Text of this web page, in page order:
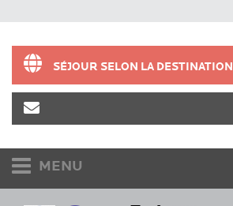
SÉJOUR SELON LA DESTINATION
MENU
Etudiants et adultes